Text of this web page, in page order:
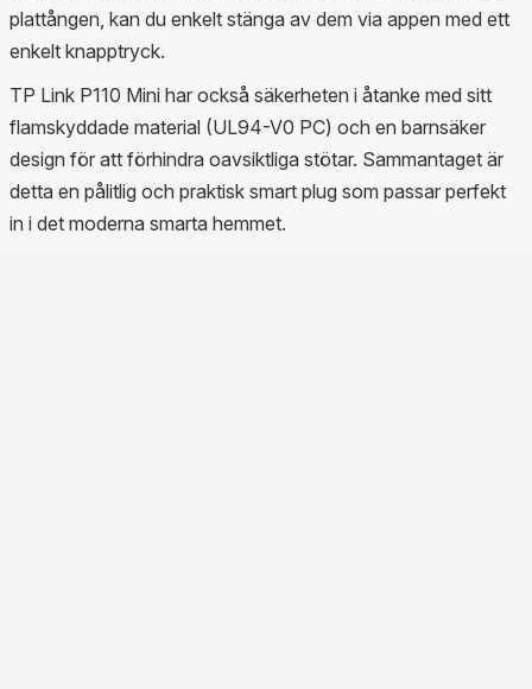
plattången, kan du enkelt stänga av dem via appen med ett
enkelt knapptryck.
TP Link P110 Mini har också säkerheten i åtanke med sitt
flamskyddade material (UL94-V0 PC) och en barnsäker
design för att förhindra oavsiktliga stötar. Sammantaget är
detta en pålitlig och praktisk smart plug som passar perfekt
in i det moderna smarta hemmet.